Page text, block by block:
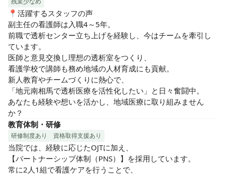
📍活躍するスタッフの声
副主任の看護師は入職4～5年。
前職で透析センター立ち上げを経験し、今はチームを牽引し
ています。
医師と意見交換し理想の透析室をつくり、
看護学校で講師も務め地域の人材育成にも貢献。
新人教育やチームづくりに熱心で、
「地元南相馬で透析医療を活性化したい」と日々奮闘中。
あなたも経験や想いを活かし、地域医療に取り組みません
か？
教育体制・研修
研修制度あり 資格取得支援あり
当院では、経験に応じたOJTに加え、
【パートナーシップ体制（PNS）】を採用しています。
常に2人1組で看護ケアを行うことで、